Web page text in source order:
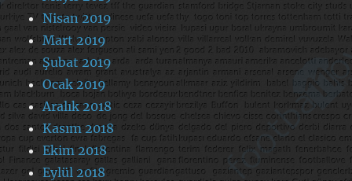
Nisan 2019
Mart 2019
Şubat 2019
Ocak 2019
Aralık 2018
Kasım 2018
Ekim 2018
Eylül 2018